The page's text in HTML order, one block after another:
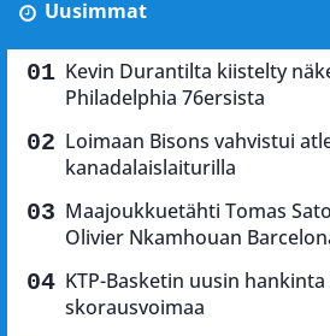
Uusimmat
Kevin Durantilta kiistelty
Philadelphia 76ersista
Loimaan Bisons vahvistui
kanadalaislaiturilla
Maajoukkuetähti Tomas
Olivier Nkamhouan
KTP-Basketin uusin
skorausvoimaa